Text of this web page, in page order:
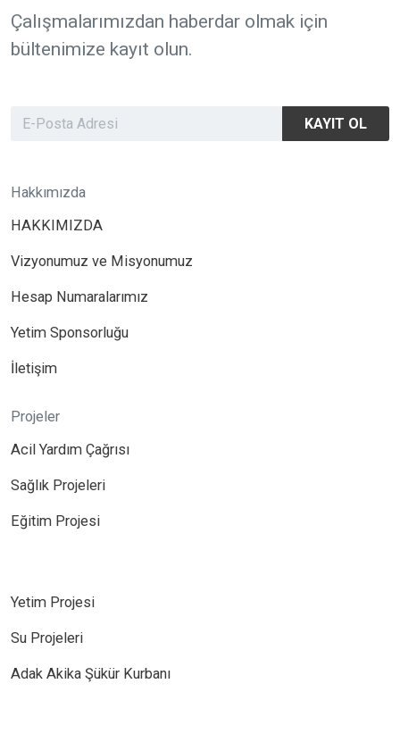
Çalışmalarımızdan haberdar olmak için
bültenimize kayıt olun.
KAYIT OL
Hakkımızda
HAKKIMIZDA
Vizyonumuz ve Misyonumuz
Hesap Numaralarımız
Yetim Sponsorluğu
İletişim
Projeler
Acil Yardım Çağrısı
Sağlık Projeleri
Eğitim Projesi
Yetim Projesi
Su Projeleri
Adak Akika Şükür Kurbanı